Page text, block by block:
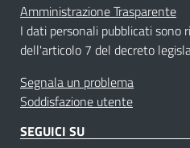
Amministrazione Trasparente
I dati personali pubblicati sono
dell'articolo 7 del decreto
Segnala un problema
Soddisfazione utente
SEGUICI SU